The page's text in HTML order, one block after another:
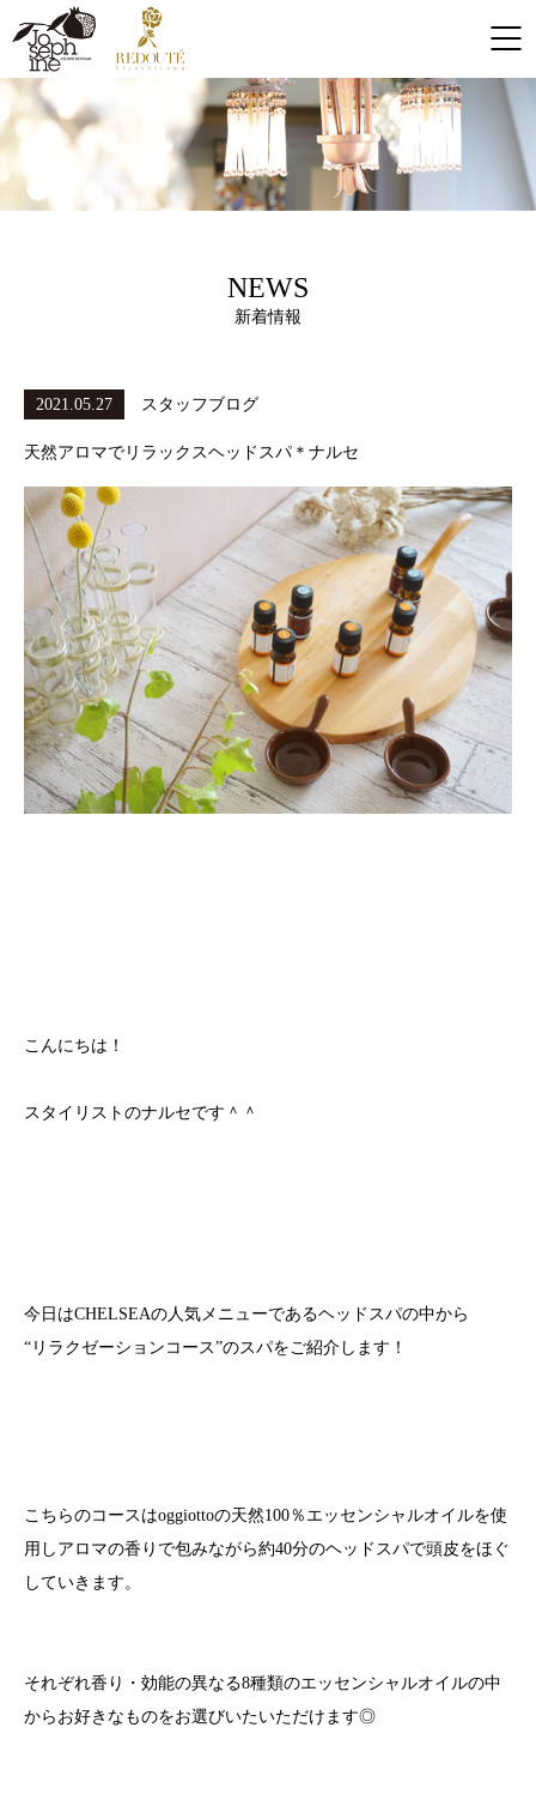
NEWS
新着情報
2021.05.27 スタッフブログ
天然アロマでリラックスヘッドスパ＊ナルセ
こんにちは！
スタイリストのナルセです＾＾
今日はCHELSEAの人気メニューであるヘッドスパの中から
“リラクゼーションコース”のスパをご紹介します！
こちらのコースはoggiottoの天然100％エッセンシャルオイルを使
用しアロマの香りで包みながら約40分のヘッドスパで頭皮をほぐ
していきます。
それぞれ香り・効能の異なる8種類のエッセンシャルオイルの中
からお好きなものをお選びいたいただけます◎